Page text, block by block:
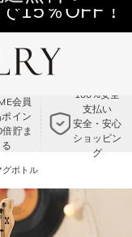
無料！
15％OFF！
会員
イン
倍貯ま
る
100%安全
支払い
安全・安心
ショッピン
グ
グボトル